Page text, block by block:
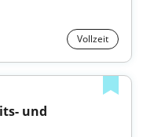
Vollzeit
und